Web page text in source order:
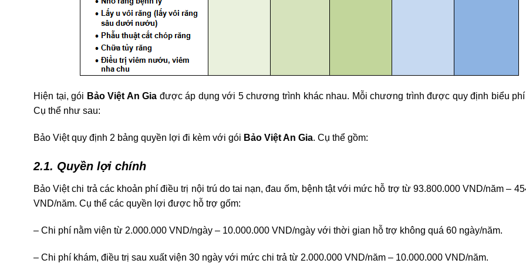
Hiện tại, gói Bảo Việt An Gia được áp dụng với 5 chương trình khác nhau. Mỗi chương trình được quy định biểu phí
Cụ thể như sau:
Bảo Việt quy định 2 bảng quyền lợi đi kèm với gói Bảo Việt An Gia. Cụ thể gồm:
2.1. Quyền lợi chính
Bảo Việt chi trả các khoản phí điều trị nội trú do tai nạn, đau ốm, bệnh tật với mức hỗ trợ từ 93.800.000 VND/năm –
VND/năm. Cụ thể các quyền lợi được hỗ trợ gốm:
– Chi phí nằm viện từ 2.000.000 VND/ngày – 10.000.000 VND/ngày với thời gian hỗ trợ không quá 60 ngày/năm.
– Chi phí khám, điều trị sau xuất viện 30 ngày với mức chi trả từ 2.000.000 VND/năm – 10.000.000 VND/năm.